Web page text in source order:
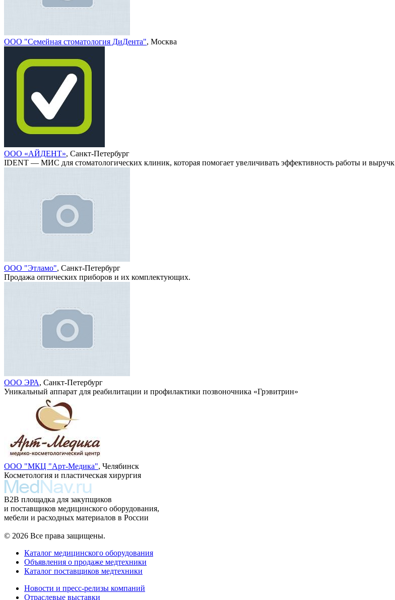
ООО "Семейная стоматология ДиДента", Москва
ООО «АЙДЕНТ», Санкт-Петербург
IDENT — МИС для стоматологических клиник, которая помогает увеличивать эффективность работы и выручк
ООО "Этламо", Санкт-Петербург
Продажа оптических приборов и их комплектующих.
ООО ЭРА, Санкт-Петербург
Уникальный аппарат для реабилитации и профилактики позвоночника «Грэвитрин»
ООО "МКЦ "Арт-Медика", Челябинск
Косметология и пластическая хирургия
B2B площадка для закупщиков
и поставщиков медицинского оборудования,
мебели и расходных материалов в России
© 2026 Все права защищены.
Каталог медицинского оборудования
Объявления о продаже медтехники
Каталог поставщиков медтехники
Новости и пресс-релизы компаний
Отраслевые выставки